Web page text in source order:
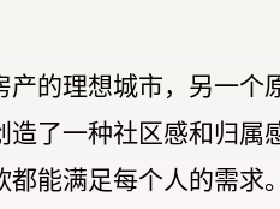
的理想城市，另一个
造了一种社区感和归
能满足每个人的需求。